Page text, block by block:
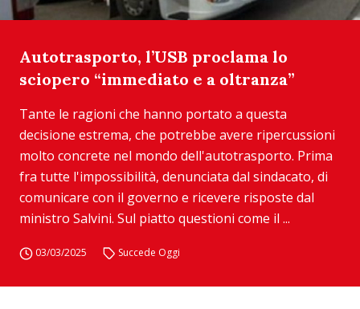
Autotrasporto, l’USB proclama lo
sciopero “immediato e a oltranza”
Tante le ragioni che hanno portato a questa
decisione estrema, che potrebbe avere ripercussioni
molto concrete nel mondo dell'autotrasporto. Prima
fra tutte l'impossibilità, denunciata dal sindacato, di
comunicare con il governo e ricevere risposte dal
ministro Salvini. Sul piatto questioni come il ...
03/03/2025 Succede Oggi